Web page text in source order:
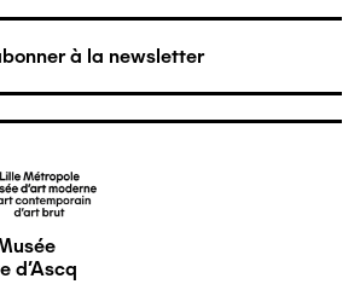
à la newsletter
d'Ascq